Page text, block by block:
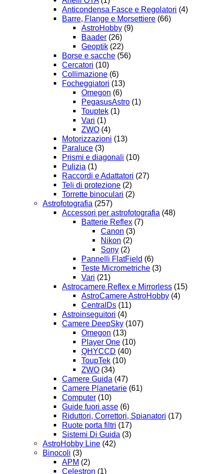
Anticondensa Fasce e Regolatori (4)
Barre, Flange e Morsettiere (66)
AstroHobby (9)
Baader (26)
Geoptik (22)
Borse e sacche (56)
Cercatori (10)
Collimazione (6)
Focheggiatori (13)
Omegon (6)
PegasusAstro (1)
Touptek (1)
Vari (1)
ZWO (4)
Motorizzazioni (13)
Paraluce (3)
Prismi e diagonali (10)
Pulizia (1)
Raccordi e Adattatori (27)
Teli di protezione (2)
Torrette binoculari (2)
Astrofotografia (257)
Accessori per astrofotografia (48)
Batterie Reflex (7)
Canon (3)
Nikon (2)
Sony (2)
Pannelli FlatField (6)
Teste Micrometriche (3)
Vari (21)
Astrocamere Reflex e Mirrorless (15)
AstroCamere AstroHobby (4)
CentralDs (11)
Astroinseguitori (4)
Camere DeepSky (107)
Omegon (13)
Player One (10)
QHYCCD (40)
ToupTek (10)
ZWO (34)
Camere Guida (47)
Camere Planetarie (61)
Computer (10)
Guide fuori asse (6)
Riduttori, Correttori, Spianatori (17)
Ruote porta filtri (17)
Sistemi Di Guida (3)
AstroHobby Line (42)
Binocoli (3)
APM (2)
Celestron (1)